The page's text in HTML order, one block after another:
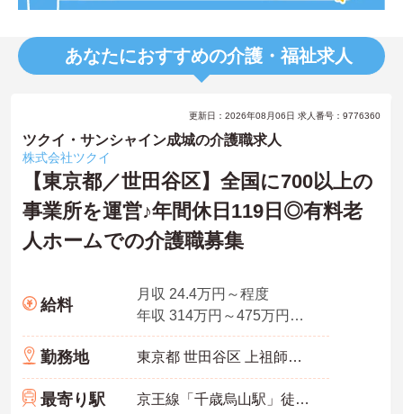
あなたにおすすめの介護・福祉求人
更新日：2026年08月06日 求人番号：9776360
ツクイ・サンシャイン成城の介護職求人
株式会社ツクイ
【東京都／世田谷区】全国に700以上の
事業所を運営♪年間休日119日◎有料老
人ホームでの介護職募集
給料
月収 24.4万円～程度
年収 314万円～475万円程度 月給×12ヶ月＋賞与
勤務地 東京都 世田谷区 上祖師谷6-29-19
最寄り駅 京王線「千歳烏山駅」徒歩15分